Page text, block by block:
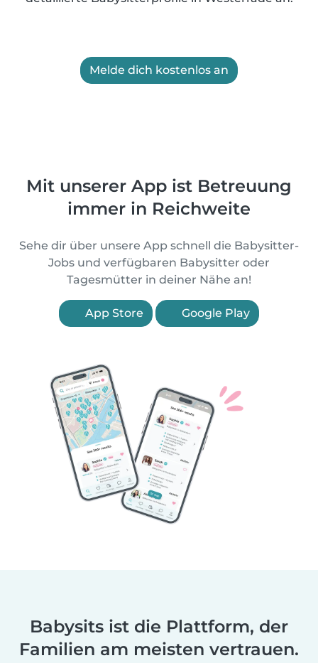
Melde dich kostenlos an
Mit unserer App ist Betreuung
immer in Reichweite
Sehe dir über unsere App schnell die Babysitter-
Jobs und verfügbaren Babysitter oder
Tagesmütter in deiner Nähe an!
App Store Google Play
Babysits ist die Plattform, der
Familien am meisten vertrauen.